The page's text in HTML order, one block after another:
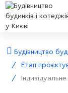
Будівництво
Етап